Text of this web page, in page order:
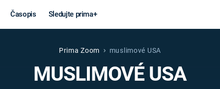
Časopis Sledujte prima+
Věda a
technika
Války
Prima Zoom muslimové USA
MUSLIMOVÉ USA